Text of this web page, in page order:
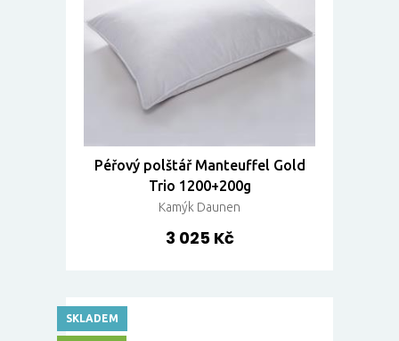
Péřový polštář Manteuffel Gold
Trio 1200+200g
Kamýk Daunen
3 025 Kč
SKLADEM